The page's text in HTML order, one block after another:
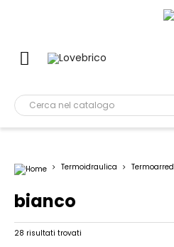
Termoidraulica
bianco
28 risultati trovati